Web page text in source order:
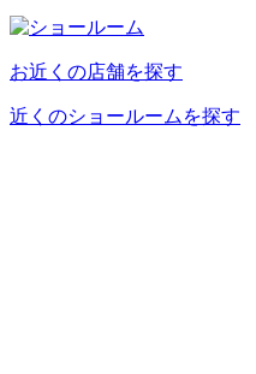
お近くの店舗を探す
近くのショールームを探す